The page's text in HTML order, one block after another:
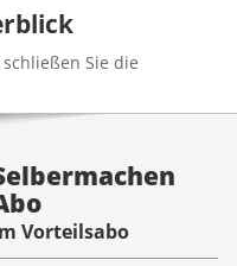
Sie die
Vorteilsabo